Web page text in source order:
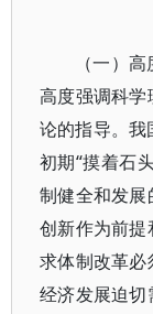
（一）
高度强调科
论的指导。我
初期“摸着石
制健全和发
创新作为前
求体制改革
经济发展迫